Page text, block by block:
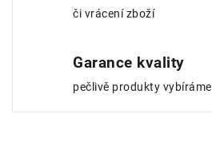
či vrácení zboží
Garance kvality
pečlivě produkty vybíráme